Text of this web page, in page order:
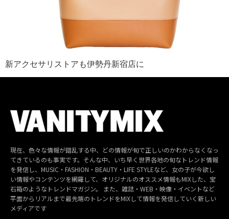
新アクセサリストアも伊勢丹新宿店に
現在、色々な情報が錯乱する中、どの情報が旬で正しいのかわからなくなっ
てきているのも事実です。そんな中、いち早く世界各地の旬なトレンド情報
を発信し、MUSIC・FASHION・BEAUTY・LIFE STYLEなど、女の子が今欲し
い情報やコンテンツを網羅して、オリジナルのオススメ情報もMIXした、宝
石箱のようなトレンドマガジン。 また、雑誌・WEB・映像・イベントなど
平面からリアルまで最先端のトレンドをMIXして情報を発信していく新しい
メディアです